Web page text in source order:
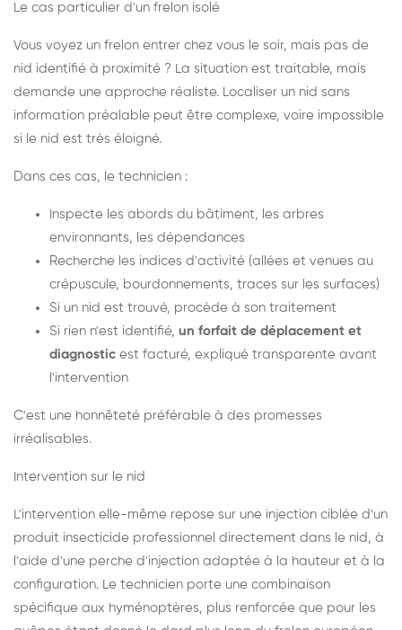
Le cas particulier d'un frelon isolé
Vous voyez un frelon entrer chez vous le soir, mais pas de
nid identifié à proximité ? La situation est traitable, mais
demande une approche réaliste. Localiser un nid sans
information préalable peut être complexe, voire impossible
si le nid est très éloigné.
Dans ces cas, le technicien :
Inspecte les abords du bâtiment, les arbres
environnants, les dépendances
Recherche les indices d'activité (allées et venues au
crépuscule, bourdonnements, traces sur les surfaces)
Si un nid est trouvé, procède à son traitement
Si rien n'est identifié, un forfait de déplacement et
diagnostic est facturé, expliqué transparente avant
l'intervention
C'est une honnêteté préférable à des promesses
irréalisables.
Intervention sur le nid
L'intervention elle-même repose sur une injection ciblée d'un
produit insecticide professionnel directement dans le nid, à
l'aide d'une perche d'injection adaptée à la hauteur et à la
configuration. Le technicien porte une combinaison
spécifique aux hyménoptères, plus renforcée que pour les